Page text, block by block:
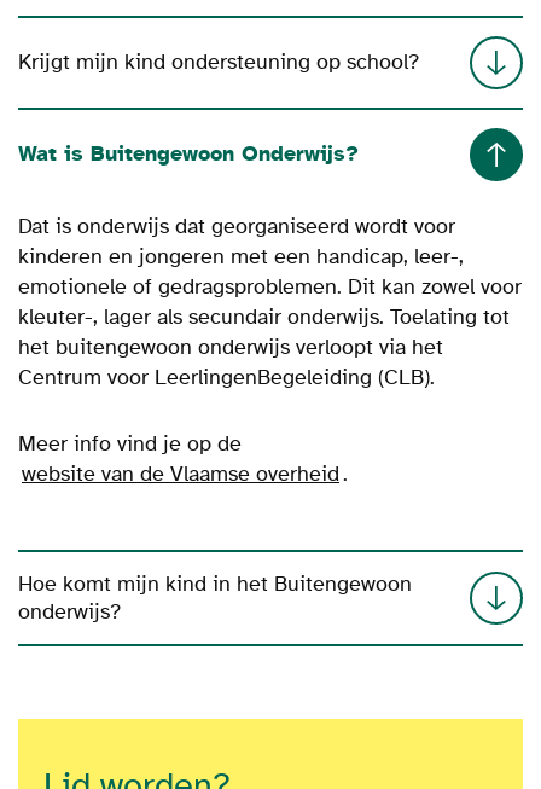
Krijgt mijn kind ondersteuning op school?
Wat is Buitengewoon Onderwijs?
Dat is onderwijs dat georganiseerd wordt voor
kinderen en jongeren met een handicap, leer-,
emotionele of gedragsproblemen. Dit kan zowel voor
kleuter-, lager als secundair onderwijs. Toelating tot
het buitengewoon onderwijs verloopt via het
Centrum voor LeerlingenBegeleiding (CLB).
Meer info vind je op de
website van de Vlaamse overheid.
Hoe komt mijn kind in het Buitengewoon
onderwijs?